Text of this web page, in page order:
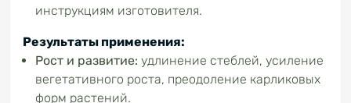
инструкциям изготовителя.
Результаты применения:
Рост и развитие: удлинение стеблей, усиление
вегетативного роста, преодоление карликовых
форм растений.